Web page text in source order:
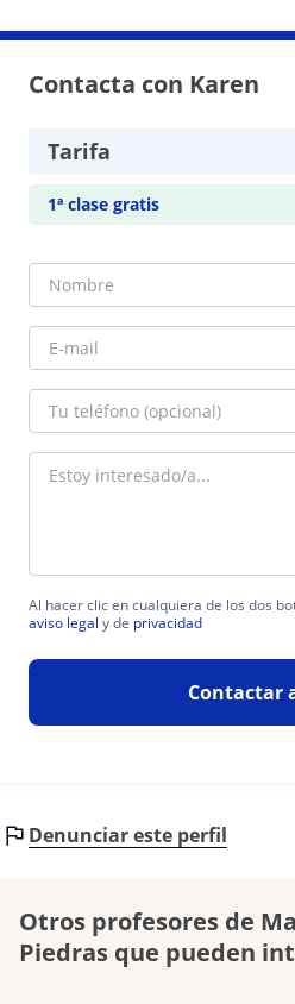
Contacta con Karen
Tarifa
1ª clase gratis
Al hacer clic en cualquiera de los dos
aviso legal y de privacidad
Contactar
Denunciar este perfil
Otros profesores de
Piedras que pueden